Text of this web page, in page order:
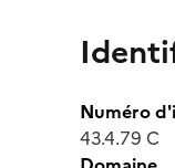
Numéro
43.4.79 C